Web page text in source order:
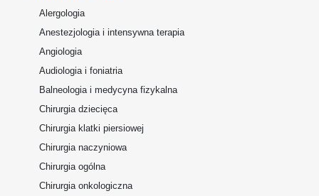
Alergologia
Anestezjologia i intensywna terapia
Angiologia
Audiologia i foniatria
Balneologia i medycyna fizykalna
Chirurgia dziecięca
Chirurgia klatki piersiowej
Chirurgia naczyniowa
Chirurgia ogólna
Chirurgia onkologiczna